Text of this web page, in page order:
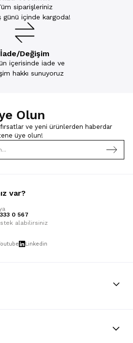
siparişleriniz
günü içinde kargoda!
İade/Değişim
içerisinde iade ve
hakkı sunuyoruz
Olun
ve yeni ürünlerden haberdar
üye olun!
var?
0 567
alabilirsiniz
Linkedin